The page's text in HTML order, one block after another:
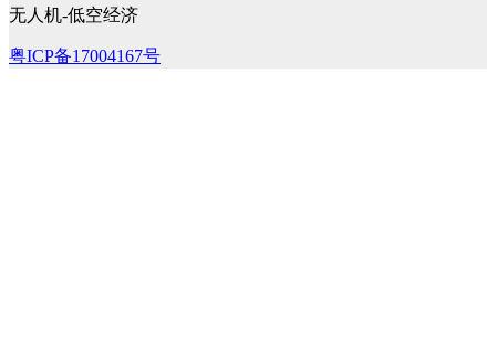
无人机-低空经济
粤ICP备17004167号